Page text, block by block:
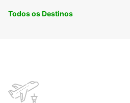
Todos os Destinos